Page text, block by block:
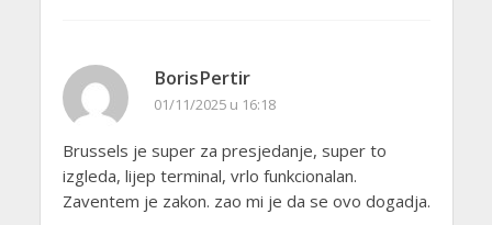
BorisPertir
01/11/2025 u 16:18
Brussels je super za presjedanje, super to
izgleda, lijep terminal, vrlo funkcionalan.
Zaventem je zakon. zao mi je da se ovo dogadja.